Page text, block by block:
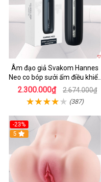
Âm đạo giả Svakom Hannes
Neo co bóp sưởi ấm điều khiển
app tiện lợi
2.300.000₫ 2.674.000₫
(387)
-23%
5